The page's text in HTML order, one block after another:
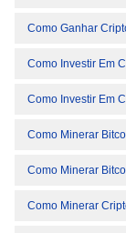
Como Ganhar
Como Investir Em
Como Investir Em
Como Minerar
Como Minerar
Como Minerar